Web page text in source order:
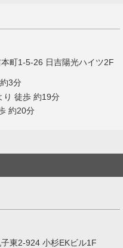
町1-5-26 日吉陽光ハイツ2F
3分
り 徒歩 約19分
約20分
東2-924 小杉EKビル1F